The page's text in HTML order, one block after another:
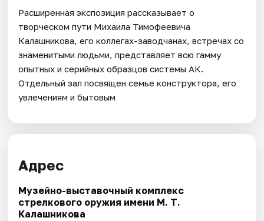
Расширенная экспозиция рассказывает о
творческом пути Михаила Тимофеевича
Калашникова, его коллегах-заводчанах, встречах со
знаменитыми людьми, представляет всю гамму
опытных и серийных образцов системы АК.
Отдельный зал посвящен семье конструктора, его
увлечениям и бытовым
Адрес
Музейно-выставочный комплекс
стрелкового оружия имени М. Т.
Калашникова